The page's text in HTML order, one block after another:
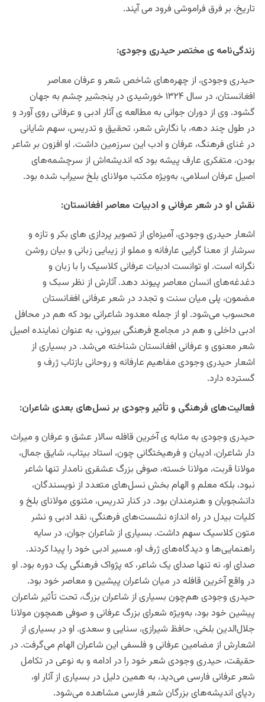
تاریخ، بر فرق فراموشی فرود می آیند.
زندگی‌نامه‌ ی مختصر حیدری وجودی:
حیدری وجودی، از چهره‌های شاخص شعر و عرفان معاصر
افغانستان، در سال ۱۳۲۴ خورشیدی در پنجشیر چشم به جهان
گشود. وی از دوران جوانی به مطالعه ی آثار ادبی و عرفانی روی آورد و
در طول چند دهه، با نگارش شعر، تحقیق و تدریس، سهم شایانی
در غنای فرهنگ، عرفان و ادب این سرزمین داشت. او افزون بر شاعر
بودن، متفکری عارف‌ پیشه بود که اندیشه‌اش از سرچشمه‌های
اصیل عرفان اسلامی، به‌ویژه مکتب مولانای بلخ سیراب شده بود.
نقش او در شعر عرفانی و ادبیات معاصر افغانستان:
اشعار حیدری وجودی، آمیزه‌ای از تصویر پردازی های بکر و تازه و
سرشار از معنا گرایی عارفانه و مملو از زیبایی زبانی و بیان روشن
نگرانه است. او توانست ادبیات عرفانی کلاسیک را با زبان و
دغدغه‌های انسان معاصر پیوند دهد. آثارش از نظر سبک و
مضمون، پلی میان سنت و تجدد در شعر عرفانی افغانستان
محسوب می‌شود. او از جمله معدود شاعرانی بود که هم در محافل
ادبی داخلی و هم در مجامع فرهنگی بیرونی، به عنوان نماینده اصیل
شعر معنوی و عرفانی افغانستان شناخته می‌شد. در بسیاری از
اشعار حیدری وجودی مفاهیم عارفانه و روحانی بازتاب ژرف و
گسترده دارد.
فعالیت‌های فرهنگی و تأثیر وجودی بر نسل‌های بعدی شاعران:
حیدری وجودی به مثابه ی آخرین قافله سالار عشق و عرفان و میراث
دار شاعران، ادیبان و فرهیختگانی چون، استاد بیتاب، شایق جمال،
مولانا قربت، مولانا خسته، صوفی بزرگ عشقری نامدار تنها شاعر
نبود، بلکه معلم و الهام‌ بخش نسل‌های متعدد از نویسندگان،
دانشجویان و هنرمندان بود. در کنار تدریس، مثنوی مولانای بلخ و
کلیات بیدل در راه‌ اندازه نشست‌های فرهنگی، نقد ادبی و نشر
متون کلاسیک سهم داشت. بسیاری از شاعران جوان، در سایه
راهنمایی‌ها و دیدگاه‌های ژرف او، مسیر ادبی خود را پیدا کردند.
صدای او، نه تنها صدای یک شاعر، که پژواک فرهنگی یک دوره بود. او
در واقع آخرین قافله در میان شاعران پیشین و معاصر خود بود.
حیدری وجودی هم‌چون بسیاری از شاعران بزرگ، تحت تأثیر شاعران
پیشین خود بود، به‌ویژه شعرای بزرگ عرفانی و صوفی همچون مولانا
جلال‌الدین بلخی، حافظ شیرازی، سنایی و سعدی. او در بسیاری از
اشعارش از مضامین عرفانی و فلسفی این شاعران الهام می‌گرفت. در
حقیقت، حیدری وجودی شعر خود را در ادامه و به نوعی در تکامل
شعر عرفانی فارسی می‌دید، به همین دلیل در بسیاری از آثار او،
ردپای اندیشه‌های بزرگان شعر فارسی مشاهده می‌شود.